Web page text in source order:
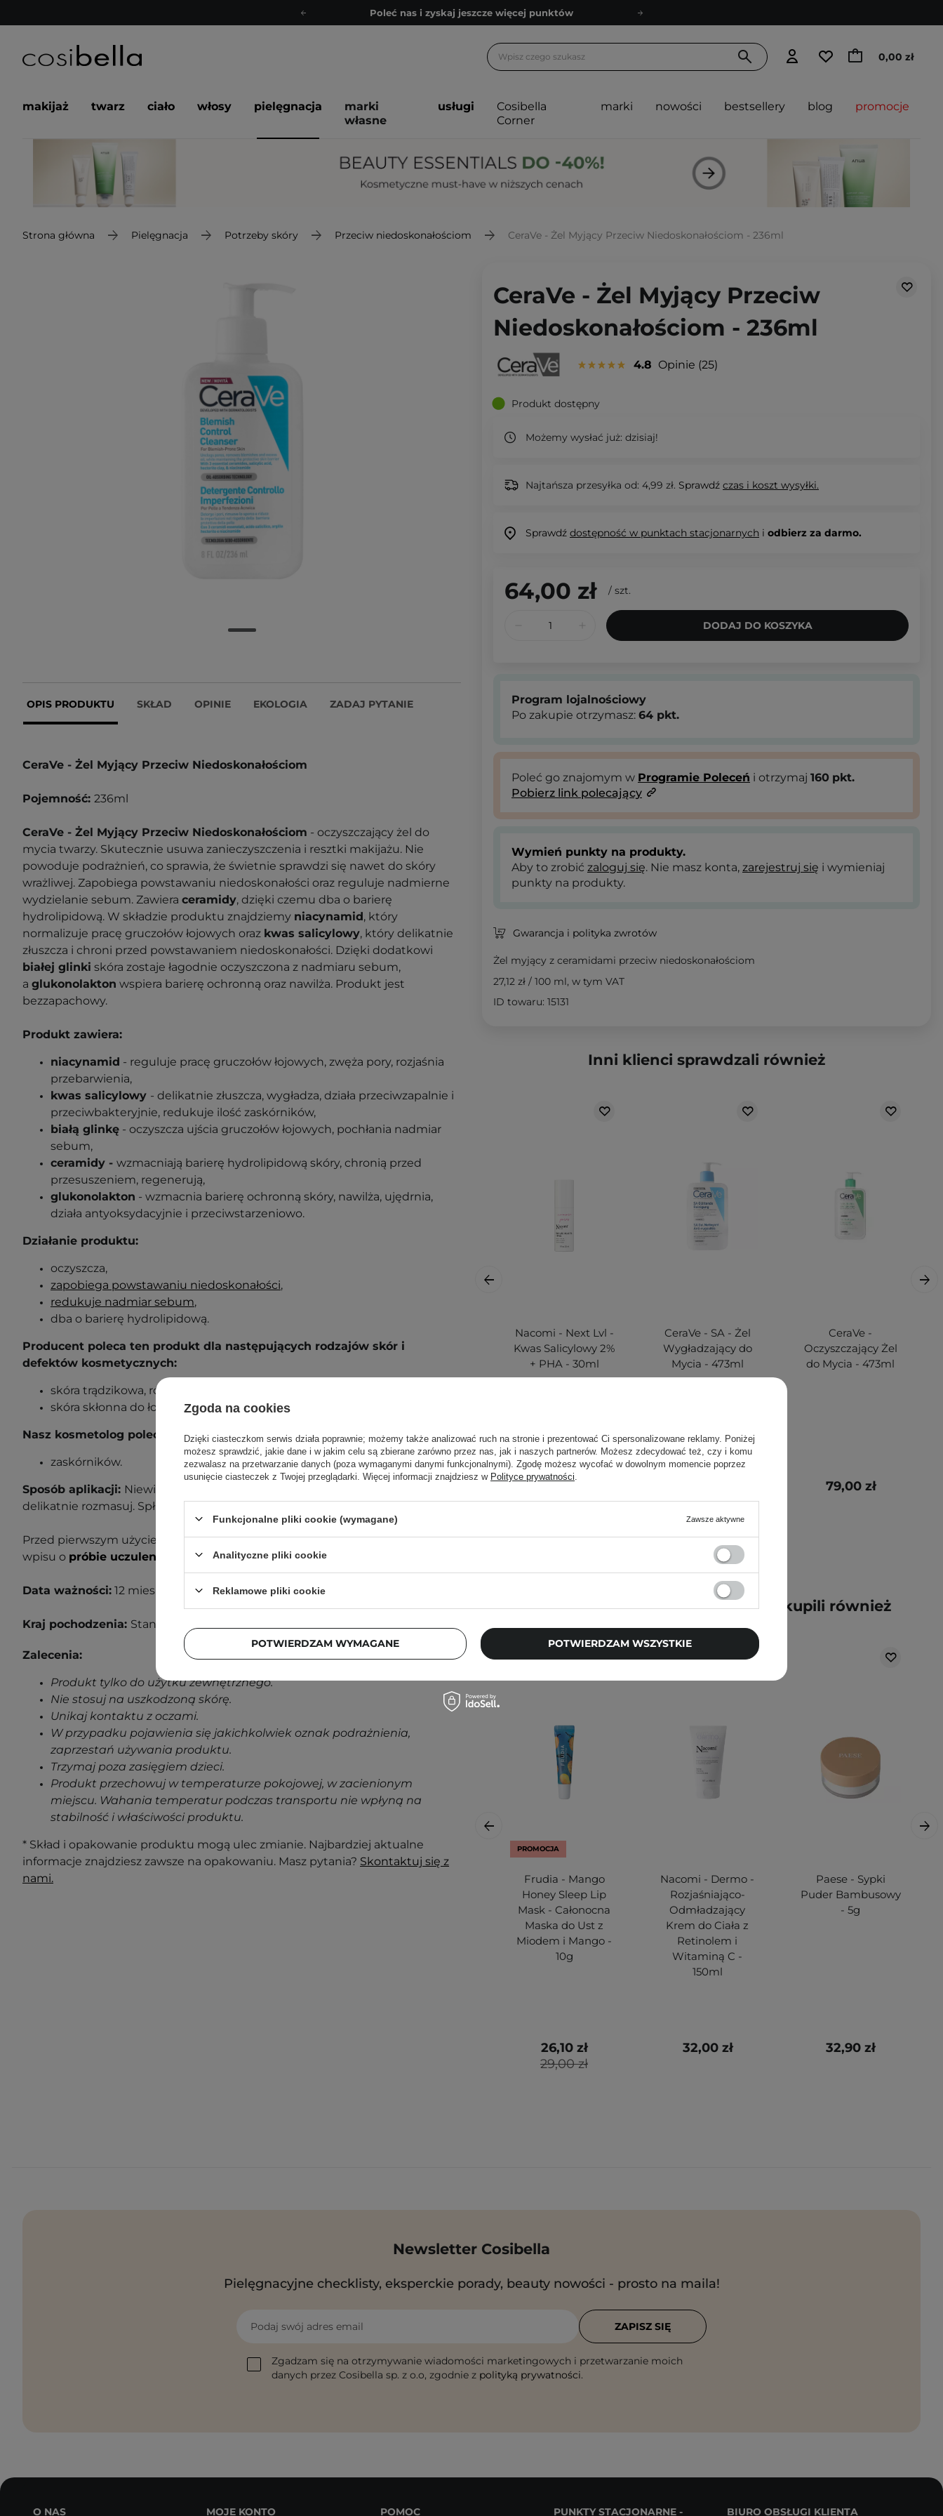
Poleć nas i zyskaj jeszcze więcej punktów
Bezpłatne konsultacje kosmetologiczne
Poleć nas i zyskaj jeszcze więcej punktów
0,00 zł
makijaż twarz ciało włosy pielęgnacja
marki
własne
usługi
Cosibella
Corner
marki nowości bestsellery blog promocje
Strona główna Pielęgnacja Potrzeby skóry Przeciw niedoskonałościom CeraVe - Żel Myjący Przeciw Niedoskonałościom - 236ml
OPIS PRODUKTU SKŁAD OPINIE EKOLOGIA ZADAJ PYTANIE
CeraVe - Żel Myjący Przeciw Niedoskonałościom
Pojemność: 236ml
CeraVe - Żel Myjący Przeciw Niedoskonałościom - oczyszczający żel do
mycia twarzy. Skutecznie usuwa zanieczyszczenia i resztki makijażu. Nie
powoduje podrażnień, co sprawia, że świetnie sprawdzi się nawet do skóry
wrażliwej. Zapobiega powstawaniu niedoskonałości oraz reguluje nadmierne
wydzielanie sebum. Zawiera ceramidy, dzięki czemu dba o barierę
hydrolipidową. W składzie produktu znajdziemy niacynamid, który
normalizuje pracę gruczołów łojowych oraz kwas salicylowy, który delikatnie
złuszcza i chroni przed powstawaniem niedoskonałości. Dzięki dodatkowi
białej glinki skóra zostaje łagodnie oczyszczona z nadmiaru sebum,
a glukonolakton wspiera barierę ochronną oraz nawilża. Produkt jest
bezzapachowy.
Produkt zawiera:
niacynamid - reguluje pracę gruczołów łojowych, zwęża pory, rozjaśnia
przebarwienia,
kwas salicylowy - delikatnie złuszcza, wygładza, działa przeciwzapalnie i
przeciwbakteryjnie, redukuje ilość zaskórników,
białą glinkę - oczyszcza ujścia gruczołów łojowych, pochłania nadmiar
sebum,
ceramidy - wzmacniają barierę hydrolipidową skóry, chronią przed
przesuszeniem, regenerują,
glukonolakton - wzmacnia barierę ochronną skóry, nawilża, ujędrnia,
działa antyoksydacyjnie i przeciwstarzeniowo.
Działanie produktu:
oczyszcza,
zapobiega powstawaniu niedoskonałości,
redukuje nadmiar sebum,
dba o barierę hydrolipidową.
Producent poleca ten produkt dla następujących rodzajów skór i
defektów kosmetycznych:
skóra trądzikowa, również wrażliwa,
skóra skłonna do łojotoku.
Nasz kosmetolog poleca ten produkt również w przypadku:
zaskórników.
Sposób aplikacji: Niewielką ilość żelu nałóż na zwilżoną skórę twarzy i
delikatnie rozmasuj. Spłucz letnią wodą.
Przed pierwszym użyciem wykonaj próbę uczuleniową. Zajrzyj do naszego
wpisu o próbie uczuleniowej , aby dowiedzieć się więcej.
Data ważności: 12 miesięcy od otwarcia.
Kraj pochodzenia: Stany Zjednoczone.
Zalecenia:
Produkt tylko do użytku zewnętrznego.
Nie stosuj na uszkodzoną skórę.
Unikaj kontaktu z oczami.
W przypadku pojawienia się jakichkolwiek oznak podrażnienia,
zaprzestań używania produktu.
Trzymaj poza zasięgiem dzieci.
Produkt przechowuj w temperaturze pokojowej, w zacienionym
miejscu. Wahania temperatur podczas transportu nie wpłyną na
stabilność i właściwości produktu.
* Skład i opakowanie produktu mogą ulec zmianie. Najbardziej aktualne
informacje znajdziesz zawsze na opakowaniu. Masz pytania? Skontaktuj się z
nami.
CeraVe - Żel Myjący Przeciw
Niedoskonałościom - 236ml
4.8 Opinie 25
Produkt dostępny
Możemy wysłać już: dzisiaj!
Najtańsza przesyłka od: 4,99 zł. Sprawdź czas i koszt wysyłki.
Sprawdź dostępność w punktach stacjonarnych i odbierz za darmo.
64,00 zł / szt.
DODAJ DO KOSZYKA
Program lojalnościowy
Po zakupie otrzymasz: 64 pkt.
Poleć go znajomym w Programie Poleceń i otrzymaj 160 pkt.
Pobierz link polecający
Wymień punkty na produkty.
Aby to zrobić zaloguj się. Nie masz konta, zarejestruj się i wymieniaj
punkty na produkty.
Gwarancja i polityka zwrotów
Żel myjący z ceramidami przeciw niedoskonałościom
27,12 zł / 100 ml, w tym VAT
ID towaru: 15131
Inni klienci sprawdzali również
Nacomi - Next Lvl -
Kwas Salicylowy 2%
+ PHA - 30ml
21,00 zł
CeraVe - SA - Żel
Wygładzający do
Mycia - 473ml
CeraVe -
Oczyszczający Żel
do Mycia - 473ml
79,00 zł
Klienci, którzy kupili ten produkt, kupili również
PROMOCJA
Frudia - Mango
Honey Sleep Lip
Mask - Całonocna
Maska do Ust z
Miodem i Mango -
10g
29,00 zł
26,10 zł
Nacomi - Dermo -
Rozjaśniająco-
Odmładzający
Krem do Ciała z
Retinolem i
Witaminą C -
150ml
32,00 zł
Paese - Sypki
Puder Bambusowy
- 5g
32,90 zł
Newsletter Cosibella
Pielęgnacyjne checklisty, eksperckie porady, beauty nowości - prosto na maila!
Podaj swój adres email
Zgadzam się na otrzymywanie wiadomości marketingowych i przetwarzanie moich
danych przez Cosibella sp. z o.o, zgodnie z polityką prywatności.
ZAPISZ SIĘ
O NAS MOJE KONTO POMOC PUNKTY STACJONARNE - BIURO OBSŁUGI KLIENTA
Zgoda na cookies
Dzięki ciasteczkom serwis działa poprawnie; możemy także analizować ruch na stronie i prezentować Ci spersonalizowane reklamy. Poniżej
możesz sprawdzić, jakie dane i w jakim celu są zbierane zarówno przez nas, jak i naszych partnerów. Możesz zdecydować też, czy i komu
zezwalasz na przetwarzanie danych (poza wymaganymi danymi funkcjonalnymi). Zgodę możesz wycofać w dowolnym momencie poprzez
usunięcie ciasteczek z Twojej przeglądarki. Więcej informacji znajdziesz w Polityce prywatności
Funkcjonalne pliki cookie (wymagane) Zawsze aktywne
Analityczne pliki cookie
Reklamowe pliki cookie
POTWIERDZAM WYMAGANE POTWIERDZAM WSZYSTKIE